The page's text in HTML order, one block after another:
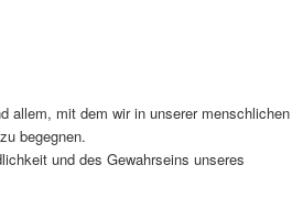
allem, mit dem wir in unserer menschlichen
begegnen.
und des Gewahrseins unseres